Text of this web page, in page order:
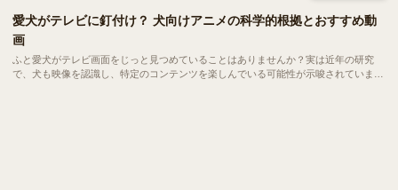
愛犬がテレビに釘付け？ 犬向けアニメの科学的根拠とおすすめ動
画
ふと愛犬がテレビ画面をじっと見つめていることはありませんか？実は近年の研究
で、犬も映像を認識し、特定のコンテンツを楽しんでいる可能性が示唆されていま